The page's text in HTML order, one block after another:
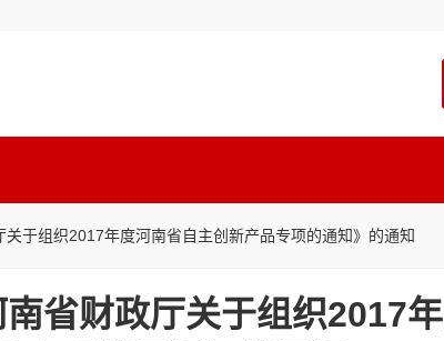
于组织2017年度河南省自主创新产品专项的通知》的通知
省财政厅关于组织2017